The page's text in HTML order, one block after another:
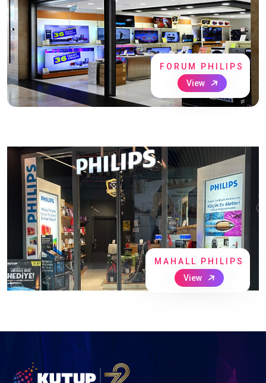
FORUM PHILIPS
View
MAHALL PHILIPS
View